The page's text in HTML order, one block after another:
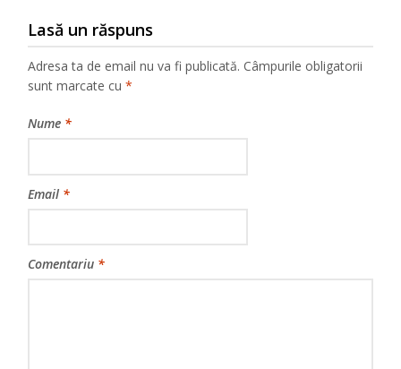
Lasă un răspuns
Adresa ta de email nu va fi publicată. Câmpurile obligatorii
sunt marcate cu*
Nume *
Email *
Comentariu *